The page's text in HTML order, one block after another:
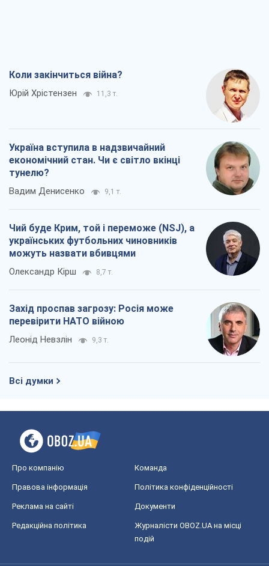
Коли закінчиться війна?
Юрій Хрістензен 11,3 т.
Україна вступила в надзвичайний
економічний стан. Чи є світло вкінці
тунелю?
Вадим Денисенко 9,1 т.
Чий буде Крим, той і переможе (NSJ), а
українських футбольних чиновників
можуть назвати вбивцями
Олександр Кірш 8,7 т.
Захід проспав загрозу: Росія може
перевірити НАТО війною
Леонід Невзлін 9,3 т.
Всі думки
Про компанію Команда
Правова інформація Політика конфіденційності
Реклама на сайті Документи
Редакційна політика
Журналісти OBOZ.UA на місці
подій